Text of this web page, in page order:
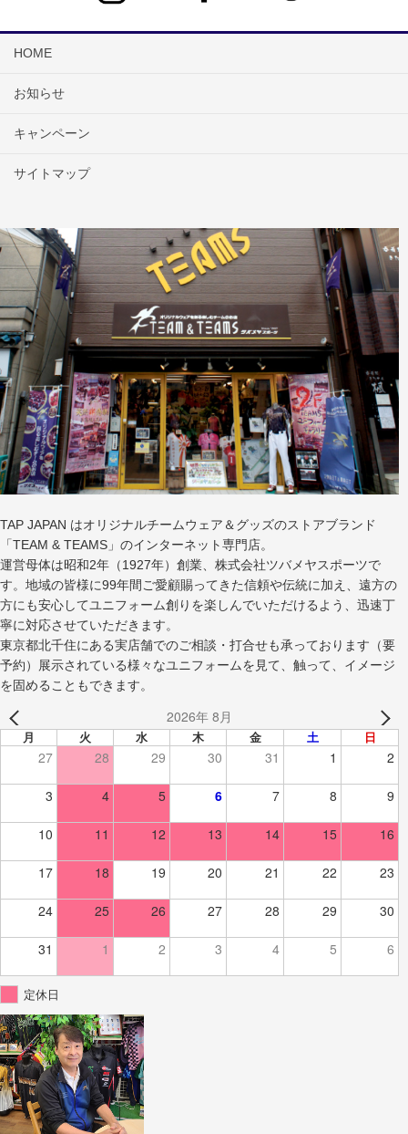
HOME
お知らせ
キャンペーン
サイトマップ
TAP JAPAN はオリジナルチームウェア＆グッズのストアブランド
「TEAM & TEAMS」のインターネット専門店。
運営母体は昭和2年（1927年）創業、株式会社ツバメヤスポーツで
す。地域の皆様に99年間ご愛顧賜ってきた信頼や伝統に加え、遠方の
方にも安心してユニフォーム創りを楽しんでいただけるよう、迅速丁
寧に対応させていただきます。
東京都北千住にある実店舗でのご相談・打合せも承っております（要
予約）展示されている様々なユニフォームを見て、触って、イメージ
を固めることもできます。
2026年 8月
月 火 水 木 金 土 日
27 28 29 30 31 1 2
3 4 5 6 7 8 9
10 11 12 13 14 15 16
17 18 19 20 21 22 23
24 25 26 27 28 29 30
31 1 2 3 4 5 6
定休日